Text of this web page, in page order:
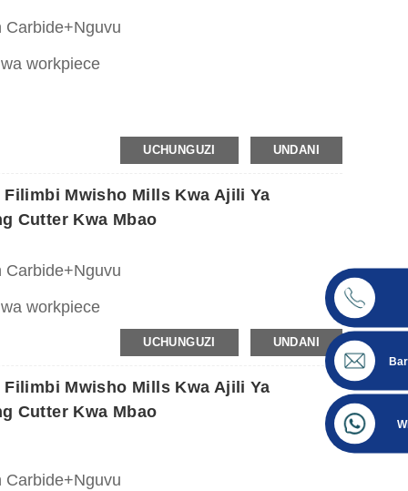
Carbide+Nguvu
workpiece
na vifaa vya kuchimba visima.
composites za mbao, MDF, plywood, mbao
UCHUNGUZI UNDANI
Mwisho Mills Kwa Ajili Ya
Cutter Kwa Mbao
Carbide+Nguvu
workpiece
na vifaa vya kuchimba visima.
composites za mbao, MDF, plywood, mbao
UCHUNGUZI UNDANI
Mwisho Mills Kwa Ajili Ya
Cutter Kwa Mbao
Carbide+Nguvu